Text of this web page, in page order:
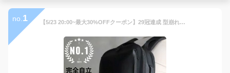
no. 1 【5/23 20:00~最大30%OFFクーポン】29冠達成 型崩れしない ビジネスリュック 自立 3way おしゃれ ノートPC 15インチ かっこいい 軽量 大容量 A4 サイズ メンズ 通勤 リュックサック 頑丈 耐久性 軽い 収納 カバン バッグ ビジネス リュック 通学 出張 PC 撥水